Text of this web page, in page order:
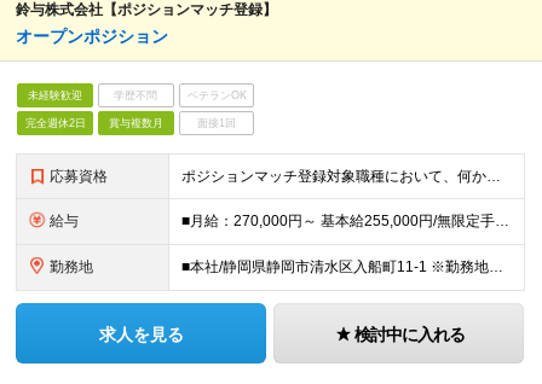
鈴与株式会社【ポジションマッチ登録】
オープンポジション
未経験歓迎 学歴不問 ベテランOK
完全週休2日 賞与複数月 面接1回
応募資格 ポジションマッチ登録対象職種において、何かしらの知識・経験を有する方 【活かせる経験・スキル】 ポジションマッチ登録対象職種に関連する知識・経験 ※該当ポジションが数多く存在する為、様々な経験が活か
給与 ■月給：270,000円～ 基本給255,000円/無限定手当15,000円 ＜年収例＞500万～850万円 ※時間外勤務手当、無限定手当を含めた想定年収です ※通勤手当、家族手当等の諸手当は規定に
勤務地 ■本社/静岡県静岡市清水区入船町11-1 ※勤務地は全国の各事業所および海外の各事業所 ※勤務地は応相談 ＜国内＞ 北海道／宮城／茨城／栃木／群馬／埼玉／千葉／東京／神奈川／山梨／長野／静岡／愛知
求人を見る 検討中に入れる